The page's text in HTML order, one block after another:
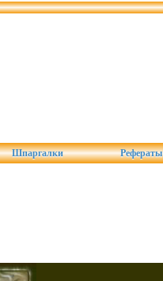
Шпаргалки Рефераты